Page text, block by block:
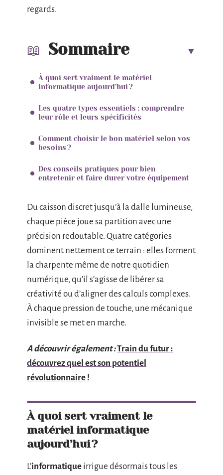
regards.
Sommaire
À quoi sert vraiment le matériel
informatique aujourd’hui ?
Les quatre types essentiels : comprendre
leur rôle et leurs spécificités
Comment choisir le bon matériel selon vos
besoins ?
Des conseils pratiques pour bien
entretenir et faire durer votre équipement
Du caisson discret jusqu’à la dalle lumineuse,
chaque pièce joue sa partition avec une
précision redoutable. Quatre catégories
dominent nettement ce terrain : elles forment
la charpente même de notre quotidien
numérique, qu’il s’agisse de libérer sa
créativité ou d’aligner des calculs complexes.
À chaque pression de touche, une mécanique
invisible se met en marche.
A découvrir également :Train du futur :
découvrez quel est son potentiel
révolutionnaire !
À quoi sert vraiment le
matériel informatique
aujourd’hui ?
L’informatique irrigue désormais tous les